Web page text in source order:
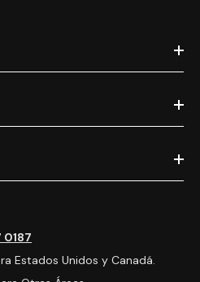
0187
Estados Unidos y Canadá.